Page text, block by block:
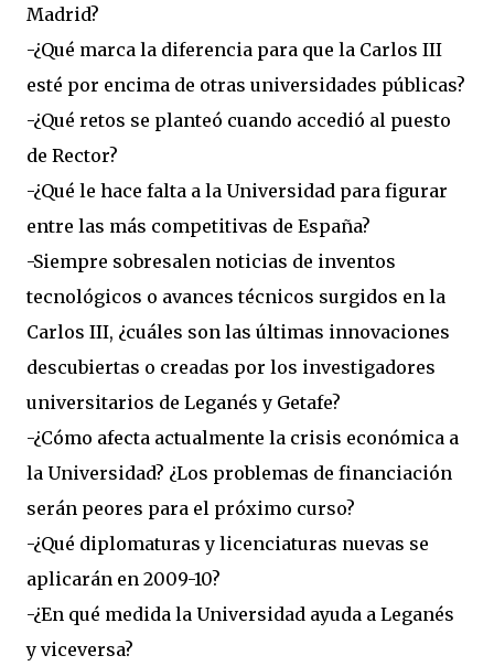
Madrid?
-¿Qué marca la diferencia para que la Carlos III
esté por encima de otras universidades públicas?
-¿Qué retos se planteó cuando accedió al puesto
de Rector?
-¿Qué le hace falta a la Universidad para figurar
entre las más competitivas de España?
-Siempre sobresalen noticias de inventos
tecnológicos o avances técnicos surgidos en la
Carlos III, ¿cuáles son las últimas innovaciones
descubiertas o creadas por los investigadores
universitarios de Leganés y Getafe?
-¿Cómo afecta actualmente la crisis económica a
la Universidad? ¿Los problemas de financiación
serán peores para el próximo curso?
-¿Qué diplomaturas y licenciaturas nuevas se
aplicarán en 2009-10?
-¿En qué medida la Universidad ayuda a Leganés
y viceversa?